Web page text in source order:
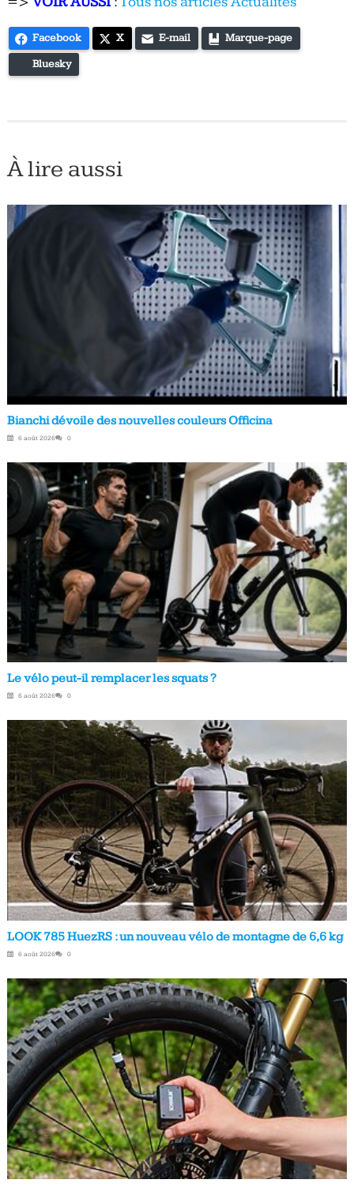
Facebook X E-mail Marque-page
Bluesky
À lire aussi
Bianchi dévoile des nouvelles couleurs Officina
6 août 2026 0
Le vélo peut-il remplacer les squats ?
6 août 2026 0
LOOK 785 HuezRS : un nouveau vélo de montagne de 6,6 kg
6 août 2026 0